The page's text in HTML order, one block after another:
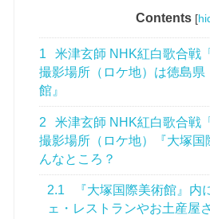
Contents [
1
米津玄師 NHK紅白歌合戦
撮影場所（ロケ地）は徳島県
館』
2
米津玄師 NHK紅白歌合戦
撮影場所（ロケ地）『大塚国
んなところ？
2.1
『大塚国際美術館』内
ェ・レストランやお土産屋